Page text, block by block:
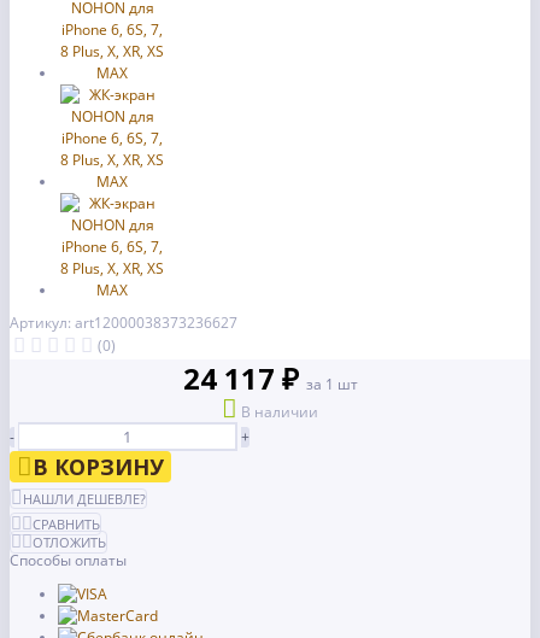
Артикул: art12000038373236627
(0)
24 117 ₽ за 1 шт
В наличии
-
+
В КОРЗИНУ
НАШЛИ ДЕШЕВЛЕ?
СРАВНИТЬ
ОТЛОЖИТЬ
Способы оплаты